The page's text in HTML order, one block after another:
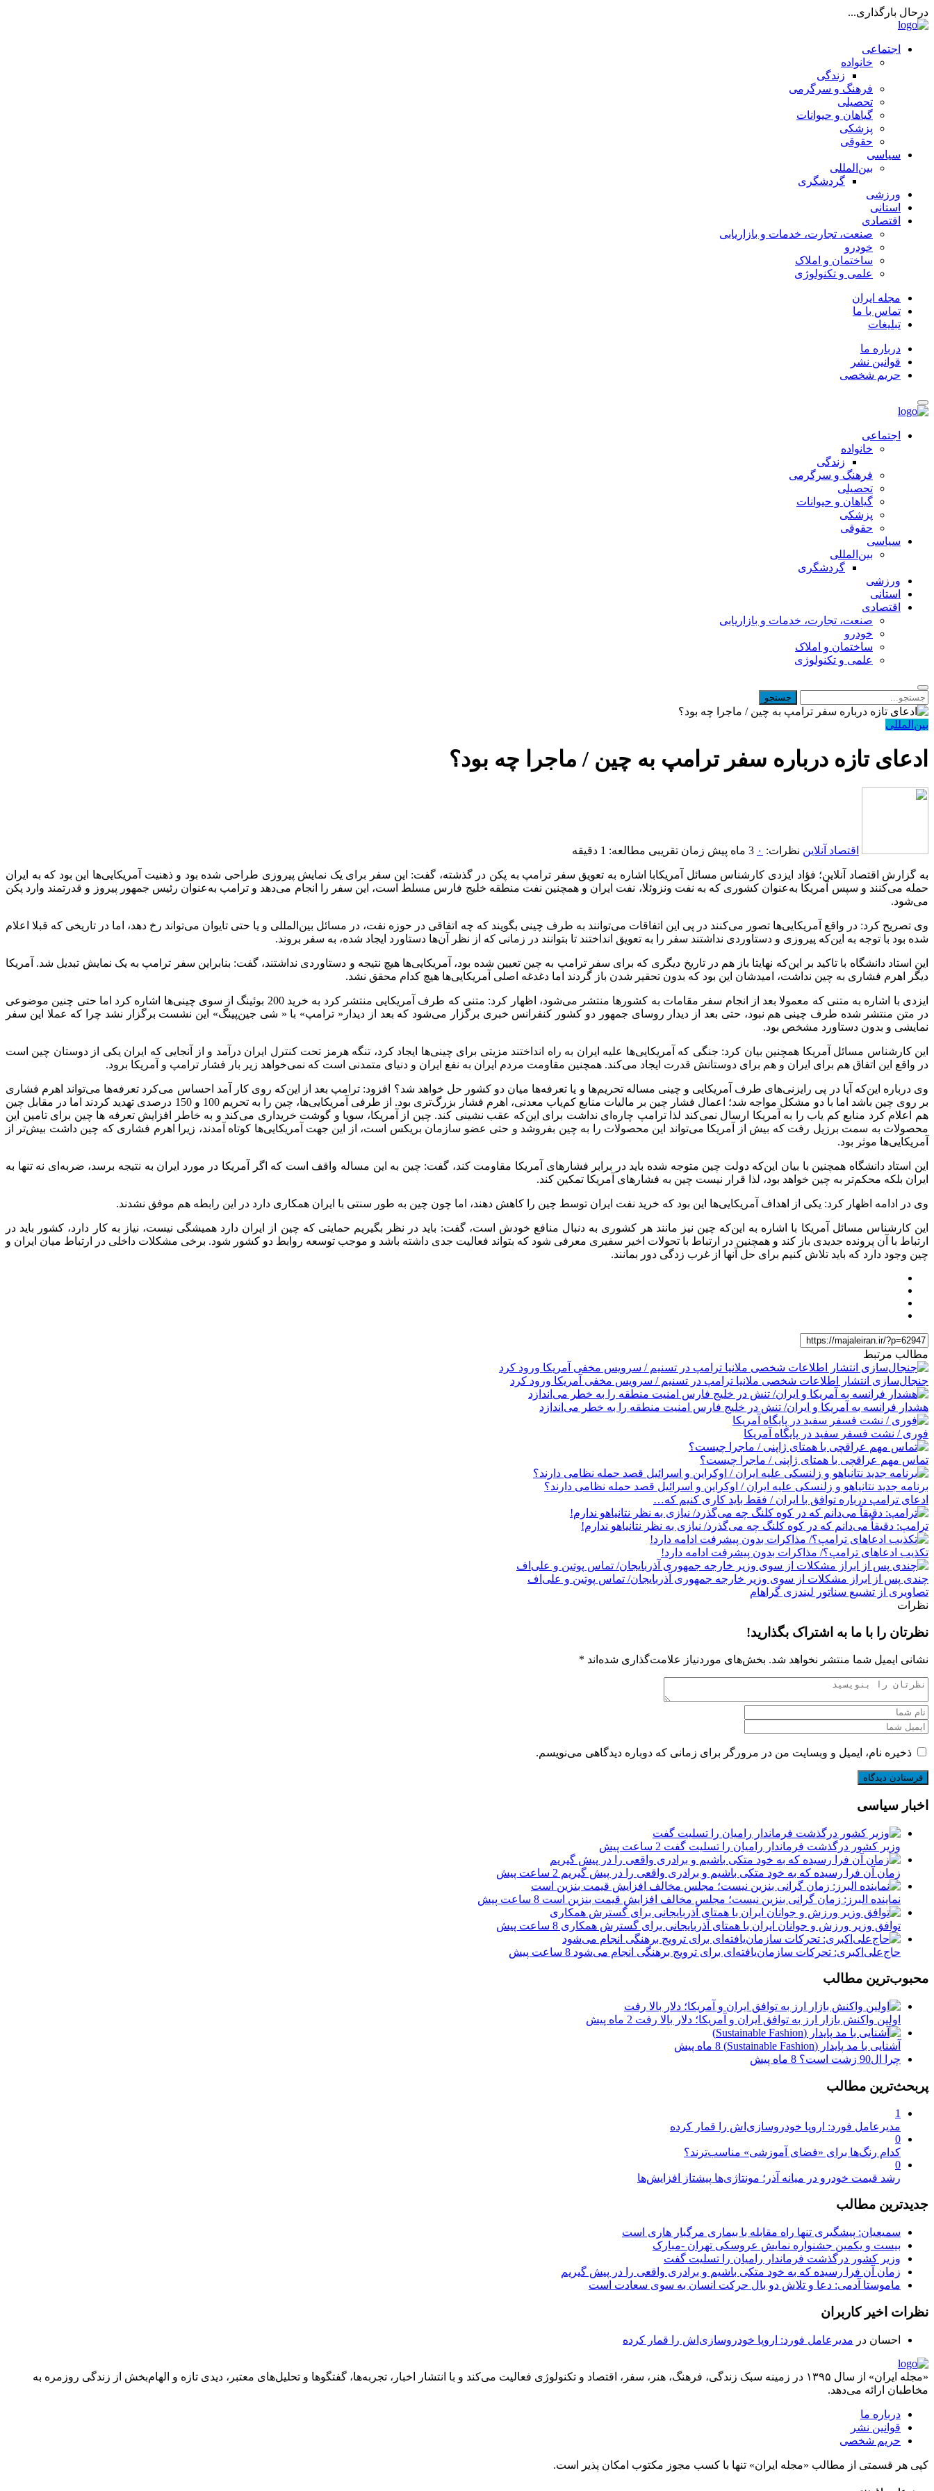
درحال بارگذاری...
اجتماعی
خانواده
زندگی
فرهنگ و سرگرمی
تحصیلی
گیاهان و حیوانات
پزشکی
حقوقی
سیاسی
بین‌المللی
گردشگری
ورزشی
استانی
اقتصادی
صنعت، تجارت، خدمات و بازاریابی
خودرو
ساختمان و املاک
علمی و تکنولوژی
مجله ایران
تماس با ما
تبلیغات
درباره ما
قوانین نشر
حریم شخصی
اجتماعی
خانواده
زندگی
فرهنگ و سرگرمی
تحصیلی
گیاهان و حیوانات
پزشکی
حقوقی
سیاسی
بین‌المللی
گردشگری
ورزشی
استانی
اقتصادی
صنعت، تجارت، خدمات و بازاریابی
خودرو
ساختمان و املاک
علمی و تکنولوژی
بین‌المللی
ادعای تازه درباره سفر ترامپ به چین / ماجرا چه بود؟
اقتصاد آنلاین نظرات: ۰ 3 ماه پیش زمان تقریبی مطالعه: 1 دقیقه
به گزارش اقتصاد آنلاین؛ فؤاد ایزدی کارشناس مسائل آمریکابا اشاره به تعویق سفر ترامپ به پکن در گذشته، گفت: این سفر برای یک نمایش پیروزی طراحی شده بود و ذهنیت آمریکایی‌ها این بود که به ایران
حمله می‌کنند و سپس آمریکا به‌عنوان کشوری که به نفت ونزوئلا، نفت ایران و همچنین نفت منطقه خلیج فارس مسلط است، این سفر را انجام می‌دهد و ترامپ به‌عنوان رئیس جمهور پیروز و قدرتمند وارد پکن
می‌شود.
وی تصریح کرد: در واقع آمریکایی‌ها تصور می‌کنند در پی این اتفاقات می‌توانند به طرف چینی بگویند که چه اتفاقی در حوزه نفت، در مسائل بین‌المللی و یا حتی تایوان می‌تواند رخ دهد، اما در تاریخی که قبلا اعلام
شده بود با توجه به این‌که پیروزی و دستاوردی نداشتند سفر را به تعویق انداختند تا بتوانند در زمانی که از نظر آن‌ها دستاورد ایجاد شده، به سفر بروند.
این استاد دانشگاه با تاکید بر این‌که نهایتا باز هم در تاریخ دیگری که برای سفر ترامپ به چین تعیین شده بود، آمریکایی‌ها هیچ نتیجه‌ و دستاوردی نداشتند، گفت: بنابراین سفر ترامپ به یک نمایش تبدیل شد. آمریکا
دیگر اهرم فشاری به چین نداشت، امیدشان این بود که بدون تحقیر شدن باز گردند اما دغدغه اصلی آمریکایی‌ها هیچ کدام محقق نشد.
ایزدی با اشاره به متنی که معمولا بعد از انجام سفر مقامات به کشورها منتشر می‌شود، اظهار کرد: متنی که طرف آمریکایی منتشر کرد به خرید 200 بوئینگ از سوی چینی‌ها اشاره کرد اما حتی چنین موضوعی
در متن منتشر شده طرف چینی هم نبود، حتی بعد از دیدار روسای جمهور دو کشور کنفرانس خبری برگزار می‌شود که بعد از دیدار« ترامپ» با « شی جین‌پینگ» این نشست برگزار نشد چرا که عملا این سفر
نمایشی و بدون دستاورد مشخص بود.
این کارشناس مسائل آمریکا همچنین بیان کرد: جنگی که آمریکایی‌ها علیه ایران به راه انداختند مزیتی برای چینی‌ها ایجاد کرد، تنگه هرمز تحت کنترل ایران درآمد و از آنجایی که ایران یکی از دوستان چین است
در واقع این اتفاق هم برای ایران و هم برای دوستانش قدرت ایجاد می‌کند. همچنین مقاومت مردم ایران به نفع ایران و دنیای متمدنی است که نمی‌خواهد زیر بار فشار ترامپ و آمریکا برود.
وی درباره این‌که آیا در پی رایزنی‌های طرف آمریکایی و چینی مساله تحریم‌ها و یا تعرفه‌ها میان دو کشور حل خواهد شد؟ افزود: ترامپ بعد از این‌که روی کار آمد احساس می‌کرد تعرفه‌ها می‌تواند اهرم فشاری
بر روی چین باشد اما با دو مشکل مواجه شد؛ اعمال فشار چین بر مالیات منابع کم‌یاب معدنی، اهرم فشار بزرگ‌تری بود. از طرفی آمریکایی‌ها، چین را به تحریم 100 و 150 درصدی تهدید کردند اما در مقابل چین
هم اعلام کرد منابع کم یاب را به آمریکا ارسال نمی‌کند لذا ترامپ چاره‌ای نداشت برای این‌که عقب نشینی کند. چین از آمریکا، سویا و گوشت خریداری می‌کند و به خاطر افزایش تعرفه ها چین برای تامین این
محصولات به سمت برزیل رفت که بیش از آمریکا می‌تواند این محصولات را به چین بفروشد و حتی عضو سازمان بریکس است، از این جهت آمریکایی‌ها کوتاه آمدند، زیرا اهرم فشاری که چین داشت بیش‌تر از
آمریکایی‌ها موثر بود.
این استاد دانشگاه همچنین با بیان این‌که دولت چین متوجه شده باید در برابر فشارهای آمریکا مقاومت کند، گفت: چین به این مساله واقف است که اگر آمریکا در مورد ایران به نتیجه برسد، ضربه‌ای نه تنها به
ایران بلکه محکم‌تر به چین خواهد بود، لذا قرار نیست چین به فشارهای آمریکا تمکین کند.
وی در ادامه اظهار کرد: یکی از اهداف آمریکایی‌ها این بود که خرید نفت ایران توسط چین را کاهش دهند، اما چون چین به طور سنتی با ایران همکاری دارد در این رابطه هم موفق نشدند.
این کارشناس مسائل آمریکا با اشاره به این‌که چین نیز مانند هر کشوری به دنبال منافع خودش است، گفت: باید در نظر بگیریم حمایتی که چین از ایران دارد همیشگی نیست، نیاز به کار دارد، کشور باید در
ارتباط با آن پرونده جدیدی باز کند و همچنین در ارتباط با تحولات اخیر سفیری معرفی شود که بتواند فعالیت جدی داشته باشد و موجب توسعه روابط دو کشور شود. برخی مشکلات داخلی در ارتباط میان ایران و
چین وجود دارد که باید تلاش کنیم برای حل آنها از غرب زدگی دور بمانند.
مطالب مرتبط
جنجال‌سازی انتشار اطلاعات شخصی ملانیا ترامپ در تسنیم / سرویس مخفی آمریکا ورود کرد
هشدار فرانسه به آمریکا و ایران/ تنش در خلیج فارس امنیت منطقه را به خطر می‌اندازد
فوری / نشت فسفر سفید در پایگاه آمریکا
تماس مهم عراقچی با همتای ژاپنی / ماجرا چیست؟
برنامه جدید نتانیاهو و زلنسکی علیه ایران / اوکراین و اسرائیل قصد حمله نظامی دارند؟
ادعای ترامپ درباره توافق با ایران / فقط باید کاری کنیم که…
ترامپ: دقیقاً می‌دانم که در کوه کلنگ چه می‌گذرد/ نیازی به نظر نتانیاهو ندارم!
تکذیب ادعاهای ترامپ؟/ مذاکرات بدون پیشرفت ادامه دارد!
چندی پس از ابراز مشکلات از سوی وزیر خارجه جمهوری آذربایجان/ تماس پوتین و علی‌اف
تصاویری از تشییع سناتور لیندزی گراهام
نظرات
نظرتان را با ما به اشتراک بگذارید!
نشانی ایمیل شما منتشر نخواهد شد. بخش‌های موردنیاز علامت‌گذاری شده‌اند *
ذخیره نام، ایمیل و وبسایت من در مرورگر برای زمانی که دوباره دیدگاهی می‌نویسم.
اخبار سیاسی
وزیر کشور درگذشت فرماندار رامیان را تسلیت گفت 2 ساعت پیش
زمان آن فرا رسیده که به خود متکی باشیم و برادری واقعی را در پیش گیریم 2 ساعت پیش
نماینده البرز: زمان گرانی بنزین نیست؛ مجلس مخالف افزایش قیمت بنزین است 8 ساعت پیش
توافق وزیر ورزش و جوانان ایران با همتای آذربایجانی برای گسترش همکاری 8 ساعت پیش
حاج‌علی‌اکبری: تحرکات سازمان‌یافته‌ای برای ترویج برهنگی انجام می‌شود 8 ساعت پیش
محبوب‌ترین مطالب
اولین واکنش بازار ارز به توافق ایران و آمریکا؛ دلار بالا رفت 2 ماه پیش
آشنایی با مد پایدار (Sustainable Fashion)
8 ماه پیش
چرا ال90 زشت است؟
8 ماه پیش
پربحث‌ترین مطالب
1
مدیرعامل فورد: اروپا خودروسازی‌اش را قمار کرده
0
کدام رنگ‌ها برای «فضای آموزشی» مناسب‌ترند؟
0
رشد قیمت خودرو در میانه آذر؛ مونتاژی‌ها پیشتاز افزایش‌ها
جدیدترین مطالب
سمیعیان: پیشگیری تنها راه مقابله با بیماری مرگبار هاری است
بیست و یکمین جشنواره نمایش عروسکی تهران -مبارک
وزیر کشور درگذشت فرماندار رامیان را تسلیت گفت
زمان آن فرا رسیده که به خود متکی باشیم و برادری واقعی را در پیش گیریم
ماموستا آدمی: دعا و تلاش دو بال حرکت انسان به سوی سعادت است
نظرات اخیر کاربران
احسان در مدیرعامل فورد: اروپا خودروسازی‌اش را قمار کرده
«مجله ایران» از سال ۱۳۹۵ در زمینه سبک زندگی، فرهنگ، هنر، سفر، اقتصاد و تکنولوژی فعالیت می‌کند و با انتشار اخبار، تجربه‌ها، گفتگوها و تحلیل‌های معتبر، دیدی تازه و الهام‌بخش از زندگی روزمره به
مخاطبان ارائه می‌دهد.
درباره ما
قوانین نشر
حریم شخصی
کپی هر قسمتی از مطالب «مجله ایران» تنها با کسب مجوز مکتوب امکان پذیر است.